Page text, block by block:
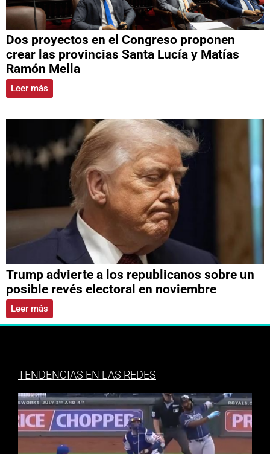
Dos proyectos en el Congreso proponen
crear las provincias Santa Lucía y Matías
Ramón Mella
Leer más
Trump advierte a los republicanos sobre un
posible revés electoral en noviembre
Leer más
TENDENCIAS EN LAS REDES